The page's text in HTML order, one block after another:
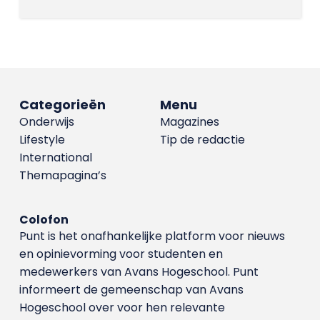
Menu
Magazines
Tip de redactie
Categorieën
Onderwijs
Lifestyle
International
Themapagina’s
Colofon
Punt is het onafhankelijke platform voor nieuws
en opinievorming voor studenten en
medewerkers van Avans Hoge­school. Punt
informeert de gemeenschap van Avans
Hogeschool over voor hen relevante